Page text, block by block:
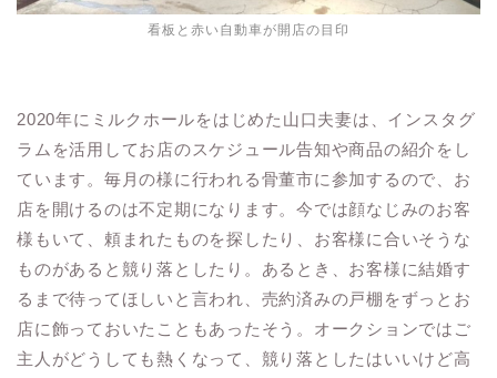
看板と赤い自動車が開店の目印
2020年にミルクホールをはじめた山口夫妻は、インスタグ
ラムを活用してお店のスケジュール告知や商品の紹介をし
ています。毎月の様に行われる骨董市に参加するので、お
店を開けるのは不定期になります。今では顔なじみのお客
様もいて、頼まれたものを探したり、お客様に合いそうな
ものがあると競り落としたり。あるとき、お客様に結婚す
るまで待ってほしいと言われ、売約済みの戸棚をずっとお
店に飾っておいたこともあったそう。オークションではご
主人がどうしても熱くなって、競り落としたはいいけど高